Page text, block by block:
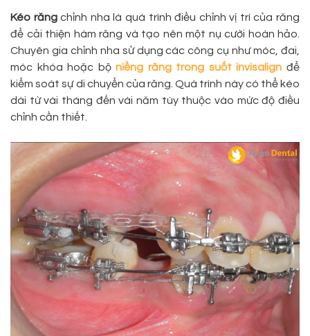
Kéo răngchỉnh nha là quá trình điều chỉnh vị trí của răng
để cải thiện hàm răng và tạo nên một nụ cười hoàn hảo.
Chuyên gia chỉnh nha sử dụng các công cụ như móc, đai,
móc khóa hoặc bộniềng răng trong suốt invisalign để
kiểm soát sự di chuyển của răng. Quá trình này có thể kéo
dài từ vài tháng đến vài năm tùy thuộc vào mức độ điều
chỉnh cần thiết.